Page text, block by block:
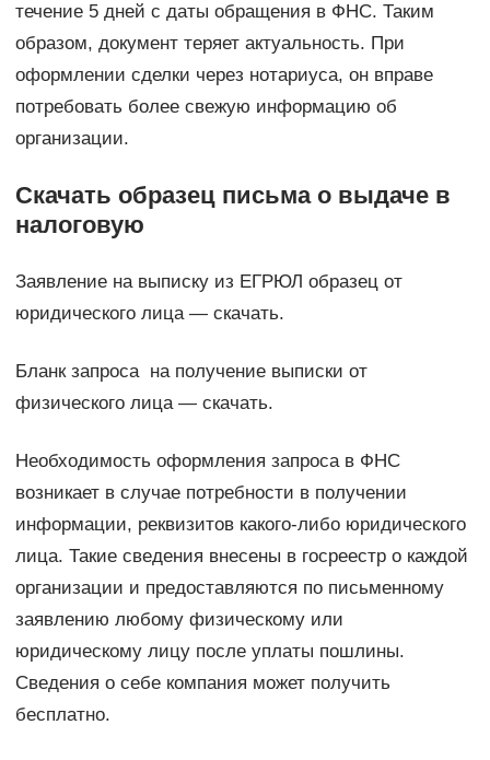
течение 5 дней с даты обращения в ФНС. Таким
образом, документ теряет актуальность. При
оформлении сделки через нотариуса, он вправе
потребовать более свежую информацию об
организации.
Скачать образец письма о выдаче в
налоговую
Заявление на выписку из ЕГРЮЛ образец от
юридического лица — скачать.
Бланк запроса на получение выписки от
физического лица — скачать.
Необходимость оформления запроса в ФНС
возникает в случае потребности в получении
информации, реквизитов какого-либо юридического
лица. Такие сведения внесены в госреестр о каждой
организации и предоставляются по письменному
заявлению любому физическому или
юридическому лицу после уплаты пошлины.
Сведения о себе компания может получить
бесплатно.